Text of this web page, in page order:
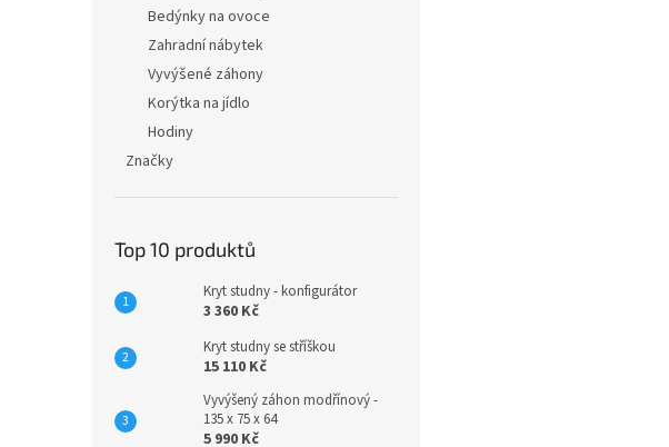
Bedýnky na ovoce
Zahradní nábytek
Vyvýšené záhony
Korýtka na jídlo
Hodiny
Značky
Top 10 produktů
Kryt studny - konfigurátor
3 360 Kč
Kryt studny se stříškou
15 110 Kč
Vyvýšený záhon modřínový -
135 x 75 x 64
5 990 Kč